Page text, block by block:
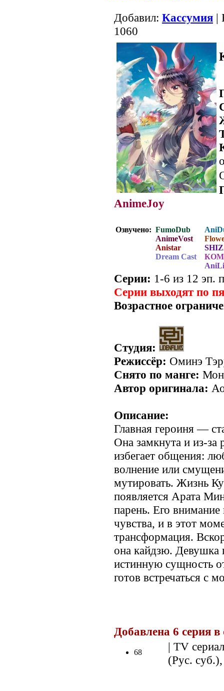
Добавил: Кассумия |
1060
AnimeJoy
Озвучено: FumoDub
AnimeVost
Anistar
Dream Cast
Серии: 1-6 из 12 эп.
Серии выходят по
Возрастное
Студия:
Режиссёр: Оминэ
Снято по манге:
Автор оригинала:
Описание:
Главная героиня —
Она замкнута и из-за
избегает общения:
волнение или
мутировать. Жизнь
появляется Арата
парень. Его
чувства, и в этот
трансформация.
она кайдзю. Девушка
истинную сущность
готов встречаться с
Добавлена 6 серия
68
| TV
(Рус.